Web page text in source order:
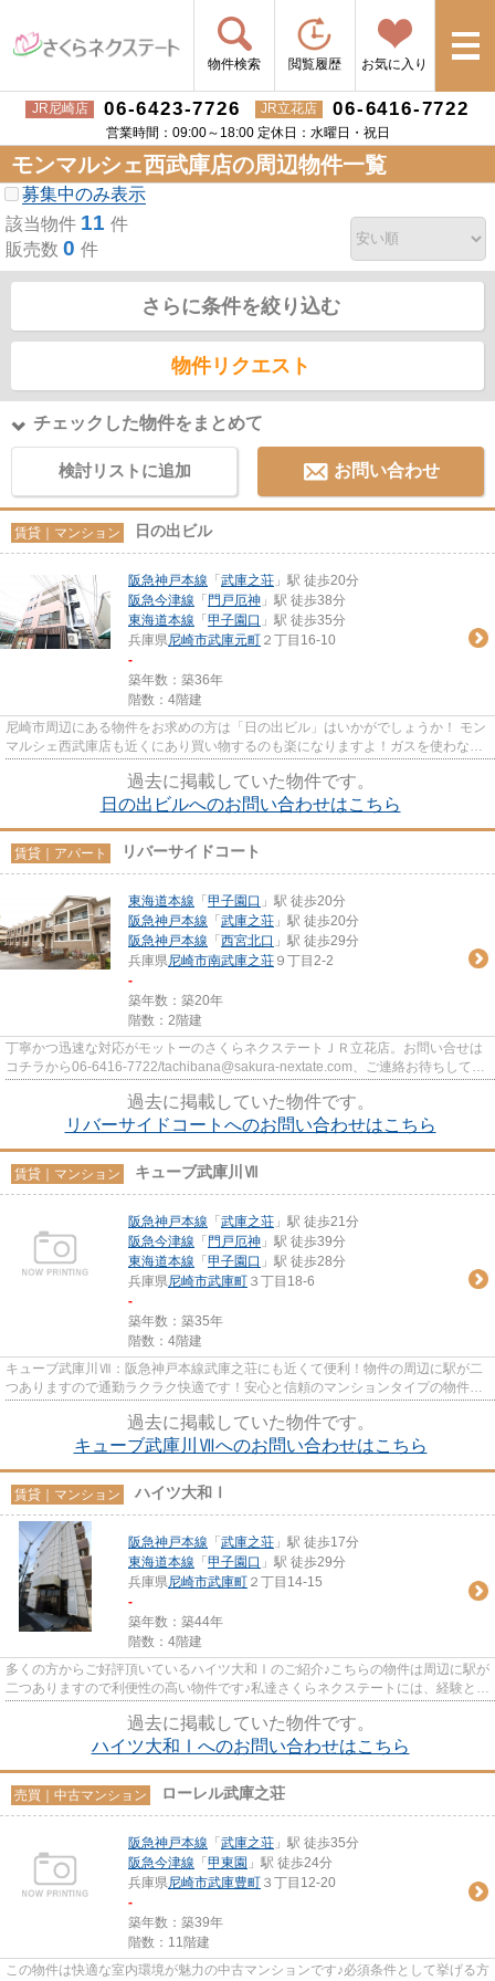
物件検索 閲覧履歴 お気に入り
JR尼崎店 06-6423-7726 JR立花店 06-6416-7722
営業時間：09:00～18:00 定休日：水曜日・祝日
モンマルシェ西武庫店の周辺物件一覧
募集中のみ表示
該当物件 11 件
販売数 0 件
さらに条件を絞り込む
物件リクエスト
チェックした物件をまとめて
検討リストに追加 お問い合わせ
賃貸｜マンション 日の出ビル
阪急神戸本線 「 武庫之荘 」駅 徒歩20分
阪急今津線 「 門戸厄神 」駅 徒歩38分
東海道本線 「 甲子園口 」駅 徒歩35分
兵庫県尼崎市武庫元町 ２丁目16-10
-
築年数：築36年
階数：4階建
尼崎市周辺にある物件をお求めの方は「日の出ビル」はいかがでしょうか！ モン
マルシェ西武庫店も近くにあり買い物するのも楽になりますよ！ガスを使わない
過去に掲載していた物件です。
日の出ビルへのお問い合わせはこちら
賃貸｜アパート リバーサイドコート
東海道本線 「 甲子園口 」駅 徒歩20分
阪急神戸本線 「 武庫之荘 」駅 徒歩20分
阪急神戸本線 「 西宮北口 」駅 徒歩29分
兵庫県尼崎市南武庫之荘 ９丁目2-2
-
築年数：築20年
階数：2階建
丁寧かつ迅速な対応がモットーのさくらネクステートＪＲ立花店。お問い合せは
コチラから06-6416-7722/tachibana@sakura-nextate.com、ご連絡お待ちしてお
過去に掲載していた物件です。
リバーサイドコートへのお問い合わせはこちら
賃貸｜マンション キューブ武庫川Ⅶ
阪急神戸本線 「 武庫之荘 」駅 徒歩21分
阪急今津線 「 門戸厄神 」駅 徒歩39分
東海道本線 「 甲子園口 」駅 徒歩28分
兵庫県尼崎市武庫町 ３丁目18-6
-
築年数：築35年
階数：4階建
キューブ武庫川Ⅶ：阪急神戸本線武庫之荘にも近くて便利！物件の周辺に駅が二
つありますので通勤ラクラク快適です！安心と信頼のマンションタイプの物件！
過去に掲載していた物件です。
キューブ武庫川Ⅶへのお問い合わせはこちら
賃貸｜マンション ハイツ大和Ⅰ
阪急神戸本線 「 武庫之荘 」駅 徒歩17分
東海道本線 「 甲子園口 」駅 徒歩29分
兵庫県尼崎市武庫町 ２丁目14-15
-
築年数：築44年
階数：4階建
多くの方からご好評頂いているハイツ大和Ⅰのご紹介♪こちらの物件は周辺に駅が
二つありますので利便性の高い物件です♪私達さくらネクステートには、経験と知
過去に掲載していた物件です。
ハイツ大和Ⅰへのお問い合わせはこちら
売買｜中古マンション ローレル武庫之荘
阪急神戸本線 「 武庫之荘 」駅 徒歩35分
阪急今津線 「 甲東園 」駅 徒歩24分
兵庫県尼崎市武庫豊町 ３丁目12-20
-
築年数：築39年
階数：11階建
この物件は快適な室内環境が魅力の中古マンションです♪必須条件として挙げる方